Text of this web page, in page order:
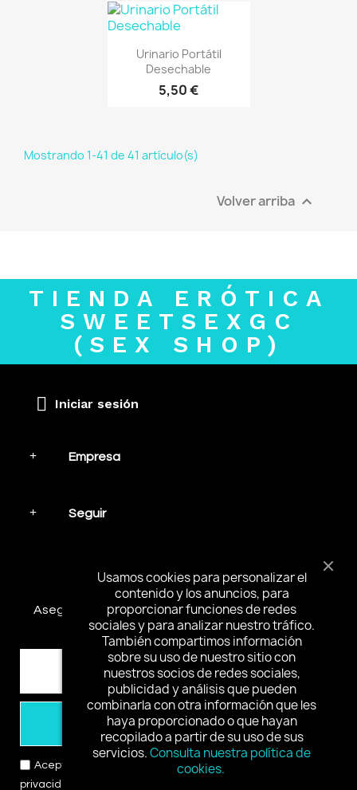
Vista rápida
Urinario Portátil
Desechable
5,50 €
Mostrando 1-41 de 41 artículo(s)
Volver arriba 
TIENDA ERÓTICA
SWEETSEXGC
(SEX SHOP)
Iniciar sesión
Empresa
Seguir
Mantente en contacto
Asegúrese de suscribirse y recibir las noticias más
interesantes y ofertas especiales.
Suscribirse
Acepto los términos y condiciones y la política de
privacidad
Usamos cookies para personalizar el
contenido y los anuncios, para
proporcionar funciones de redes
sociales y para analizar nuestro tráfico.
También compartimos información
sobre su uso de nuestro sitio con
nuestros socios de redes sociales,
publicidad y análisis que pueden
combinarla con otra información que les
haya proporcionado o que hayan
recopilado a partir de su uso de sus
servicios.Consulta nuestra política de
cookies.